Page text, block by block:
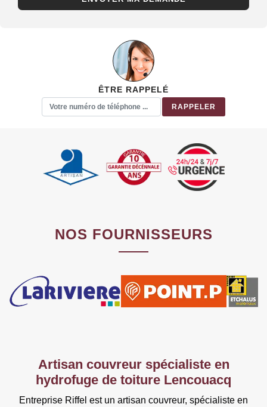
ÊTRE RAPPELÉ
NOS FOURNISSEURS
Artisan couvreur spécialiste en
hydrofuge de toiture Lencouacq
Entreprise Riffel est un artisan couvreur, spécialiste en